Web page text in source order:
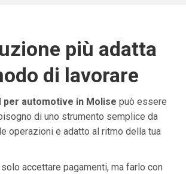
più adatta
di lavorare
per automotive in Molise può essere
di uno strumento semplice da
operazioni e adatto al ritmo della tua
solo accettare pagamenti, ma farlo con